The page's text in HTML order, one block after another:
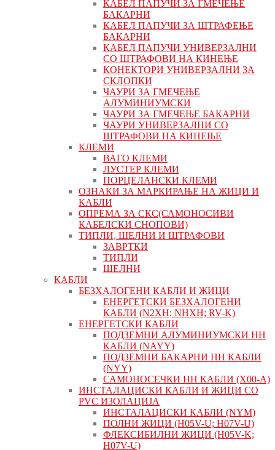
КАБЕЛ ПАПУЧИ ЗА ГМЕЧЕЊЕ
БАКАРНИ
КАБЕЛ ПАПУЧИ ЗА ШТРАФЕЊЕ
БАКАРНИ
КАБЕЛ ПАПУЧИ УНИВЕРЗАЛНИ
СО ШТРАФОВИ НА КИНЕЊЕ
КОНЕКТОРИ УНИВЕРЗАЛНИ ЗА
СКЛОПКИ
ЧАУРИ ЗА ГМЕЧЕЊЕ
АЛУМИНИУМСКИ
ЧАУРИ ЗА ГМЕЧЕЊЕ БАКАРНИ
ЧАУРИ УНИВЕРЗАЛНИ СО
ШТРАФОВИ НА КИНЕЊЕ
КЛЕМИ
ВАГО КЛЕМИ
ЛУСТЕР КЛЕМИ
ПОРЦЕЛАНСКИ КЛЕМИ
ОЗНАКИ ЗА МАРКИРАЊЕ НА ЖИЦИ И
КАБЛИ
ОПРЕМА ЗА СКС(САМОНОСИВИ
КАБЕЛСКИ СНОПОВИ)
ТИПЛИ, ШЕЛНИ И ШТРАФОВИ
ЗАВРТКИ
ТИПЛИ
ШЕЛНИ
КАБЛИ
БЕЗХАЛОГЕНИ КАБЛИ И ЖИЦИ
ЕНЕРГЕТСКИ БЕЗХАЛОГЕНИ
КАБЛИ (N2XH; NHXH; RV-K)
ЕНЕРГЕТСКИ КАБЛИ
ПОДЗЕМНИ АЛУМИНИУМСКИ НН
КАБЛИ (NAYY)
ПОДЗЕМНИ БАКАРНИ НН КАБЛИ
(NYY)
САМОНОСЕЧКИ НН КАБЛИ (X00-A)
ИНСТАЛАЦИСКИ КАБЛИ И ЖИЦИ СО
PVC ИЗОЛАЦИЈА
ИНСТАЛАЦИСКИ КАБЛИ (NYM)
ПОЛНИ ЖИЦИ (H05V-U; H07V-U)
ФЛЕКСИБИЛНИ ЖИЦИ (H05V-K;
H07V-U)